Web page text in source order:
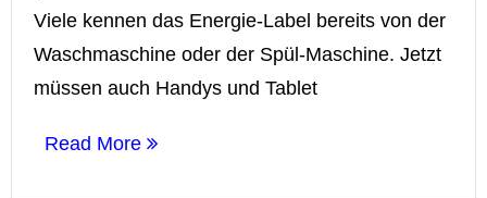
Viele kennen das Energie-Label bereits von der
Waschmaschine oder der Spül-Maschine. Jetzt
müssen auch Handys und Tablet
Read More